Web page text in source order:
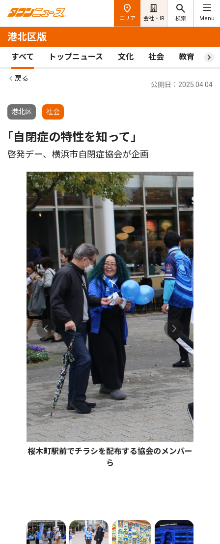
エリア 会社・IR 検索 Menu
港北区版
すべて トップニュース 文化 社会 教育 ス
戻る
港北区 社会
公開日：2025.04.04
｢自閉症の特性を知って｣
啓発デー、横浜市自閉症協会が企画
桜木町駅前でチラシを配布する協会のメンバー
ら